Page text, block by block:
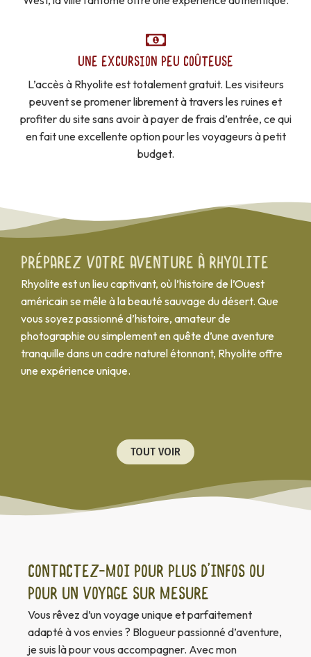
UNE EXCURSION PEU COÛTEUSE
L’accès à Rhyolite est totalement gratuit. Les visiteurs
peuvent se promener librement à travers les ruines et
profiter du site sans avoir à payer de frais d’entrée, ce qui
en fait une excellente option pour les voyageurs à petit
budget.
Préparez votre aventure à Rhyolite
Rhyolite est un lieu captivant, où l’histoire de l’Ouest
américain se mêle à la beauté sauvage du désert. Que
vous soyez passionné d’histoire, amateur de
photographie ou simplement en quête d’une aventure
tranquille dans un cadre naturel étonnant, Rhyolite offre
une expérience unique.
TOUT VOIR
Contactez-moi pour plus d’infos ou
pour un voyage sur mesure
Vous rêvez d’un voyage unique et parfaitement
adapté à vos envies ? Blogueur passionné d’aventure,
je suis là pour vous accompagner. Avec mon